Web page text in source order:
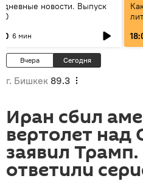
новости. Выпуск
6 мин
Вчера Сегодня
г. Бишкек 89.3
Иран сбил
вертолет над
заявил
ответили